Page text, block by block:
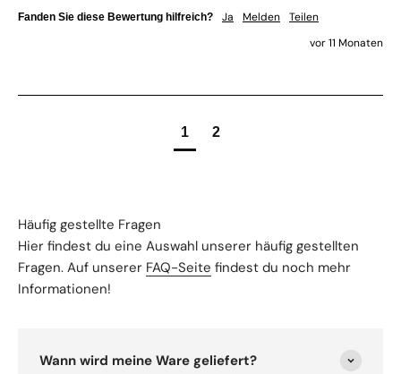
Fanden Sie diese Bewertung hilfreich? Ja Melden
Teilen
vor 11 Monaten
1 2
Häufig gestellte Fragen
Hier findest du eine Auswahl unserer häufig gestellten
Fragen. Auf unserer FAQ-Seite findest du noch mehr
Informationen!
Wann wird meine Ware geliefert?